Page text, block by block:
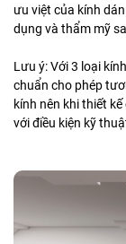
ưu việt của kính
dụng và thẩm mỹ
Lưu ý: Với 3 loại
chuẩn cho phép
kính nên khi thiết
với điều kiện kỹ